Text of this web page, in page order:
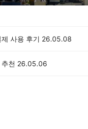
사용 후기 26.05.08
천 26.05.06